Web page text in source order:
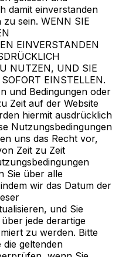
damit einverstanden
sein. WENN SIE
EINVERSTANDEN
NUTZEN, UND SIE
EINSTELLEN.
und Bedingungen oder
Zeit auf der Website
hiermit ausdrücklich
Nutzungsbedingungen
uns das Recht vor,
Zeit zu Zeit
Sie über alle
wir das Datum der
und Sie
jede derartige
zu werden. Bitte
die geltenden